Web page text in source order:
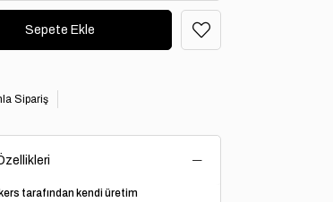
Sipariş
tarafından kendi üretim